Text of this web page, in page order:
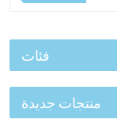
فئات
منتجات جديدة